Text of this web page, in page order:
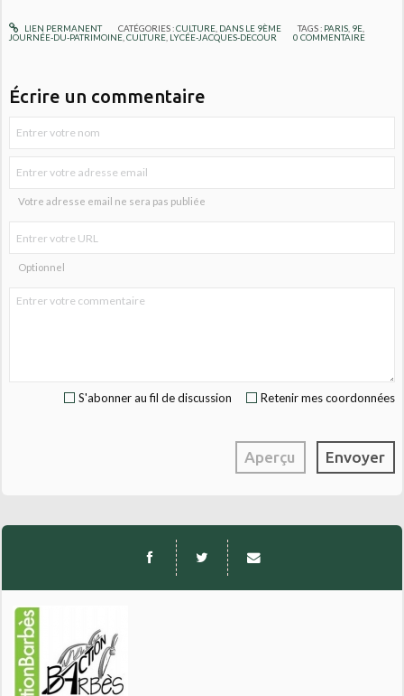
LIEN PERMANENT CATÉGORIES :CULTURE, DANS LE 9ÈME TAGS : PARIS 9E
JOURNÉE-DU-PATRIMOINE ,CULTURE LYCÉE-JACQUES-DECOUR 0 COMMENTAIRE
Écrire un commentaire
Votre adresse email ne sera pas publiée
Optionnel
Retenir mes coordonnées
S'abonner au fil de discussion